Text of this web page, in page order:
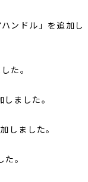
ンドル」を追加し
た。
ました。
しました。
。